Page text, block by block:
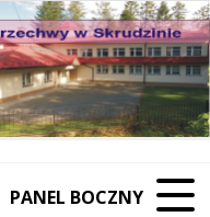
PANEL BOCZNY